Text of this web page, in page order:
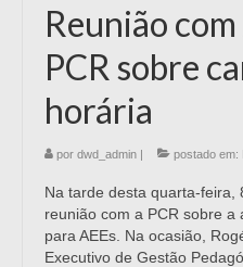
Reunião com
PCR sobre
horária
por dwd_admin | postado em:
Na tarde desta quarta-feira,
reunião com a PCR sobre
para AEEs. Na ocasião,
Executivo de Gestão